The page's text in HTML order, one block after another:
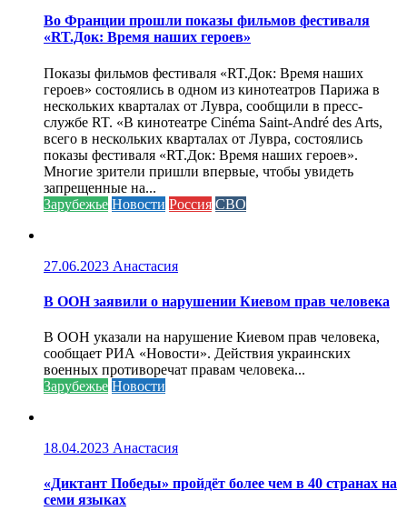
Во Франции прошли показы фильмов фестиваля
«RT.Док: Время наших героев»
Показы фильмов фестиваля «RT.Док: Время наших
героев» состоялись в одном из кинотеатров Парижа в
нескольких кварталах от Лувра, сообщили в пресс-
службе RT. «В кинотеатре Cinéma Saint-André des Arts,
всего в нескольких кварталах от Лувра, состоялись
показы фестиваля «RT.Док: Время наших героев».
Многие зрители пришли впервые, чтобы увидеть
запрещенные на...
Зарубежье Новости Россия СВО
27.06.2023 Анастасия
В ООН заявили о нарушении Киевом прав человека
В ООН указали на нарушение Киевом прав человека,
сообщает РИА «Новости». Действия украинских
военных противоречат правам человека...
Зарубежье Новости
18.04.2023 Анастасия
«Диктант Победы» пройдёт более чем в 40 странах на
семи языках